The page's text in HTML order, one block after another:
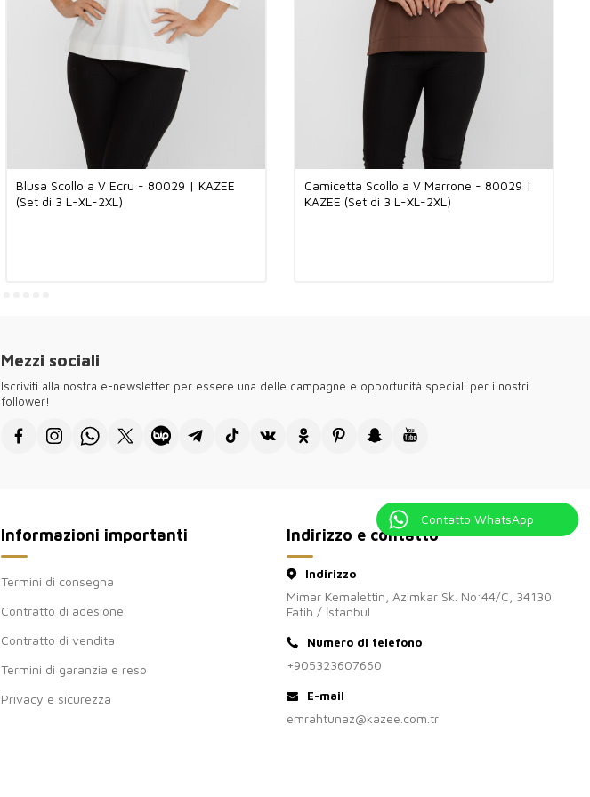
Contatto WhatsApp
Come Kazee, offriamo soluzioni speciali sia ai proprietari di boutique che agli
acquirenti all'ingrosso con le nostre collezioni di abbigliamento femminile di alta
qualità prodotte in Turchia. I nostri design eleganti, moderni e senza tempo, uniti
alla durevolezza e alla lavorazione di qualità superiore dei tessuti turchi,
offriranno ai vostri clienti un'esperienza unica.
Arricchisci la tua collezione con prodotti di qualità e alla moda realizzati in Turchia
tramite i tuoi acquisti all'ingrosso. Se cerchi design speciali per le tue boutique,
scopri le nostre collezioni che si distinguono per le linee uniche e i dettagli
eleganti!
La potenza tessile della Turchia aggiunge valore alle tue boutique e alle tue
vendite all'ingrosso con Kazee!
●Grazie per aver visitato il nostro negozio all'ingrosso di abbigliamento
Blusa Scollo a V Ecru - 80029 | KAZEE
(Set di 3 L-XL-2XL)
Camicetta Scollo a V Marrone - 80029 |
KAZEE (Set di 3 L-XL-2XL)
Mezzi sociali
Iscriviti alla nostra e-newsletter per essere una delle campagne e opportunità speciali per i nostri
follower!
Informazioni importanti
Termini di consegna
Contratto di adesione
Contratto di vendita
Termini di garanzia e reso
Privacy e sicurezza
Indirizzo e contatto
Indirizzo
Mimar Kemalettin, Azimkar Sk. No:44/C, 34130
Fatih / İstanbul
Numero di telefono
+905323607660
E-mail
emrahtunaz@kazee.com.tr